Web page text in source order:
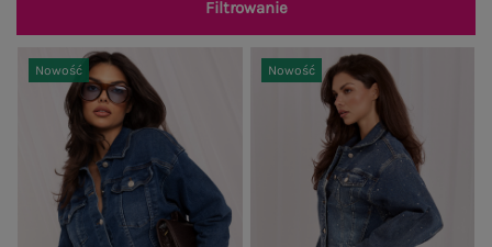
Filtrowanie
Nowość Nowość